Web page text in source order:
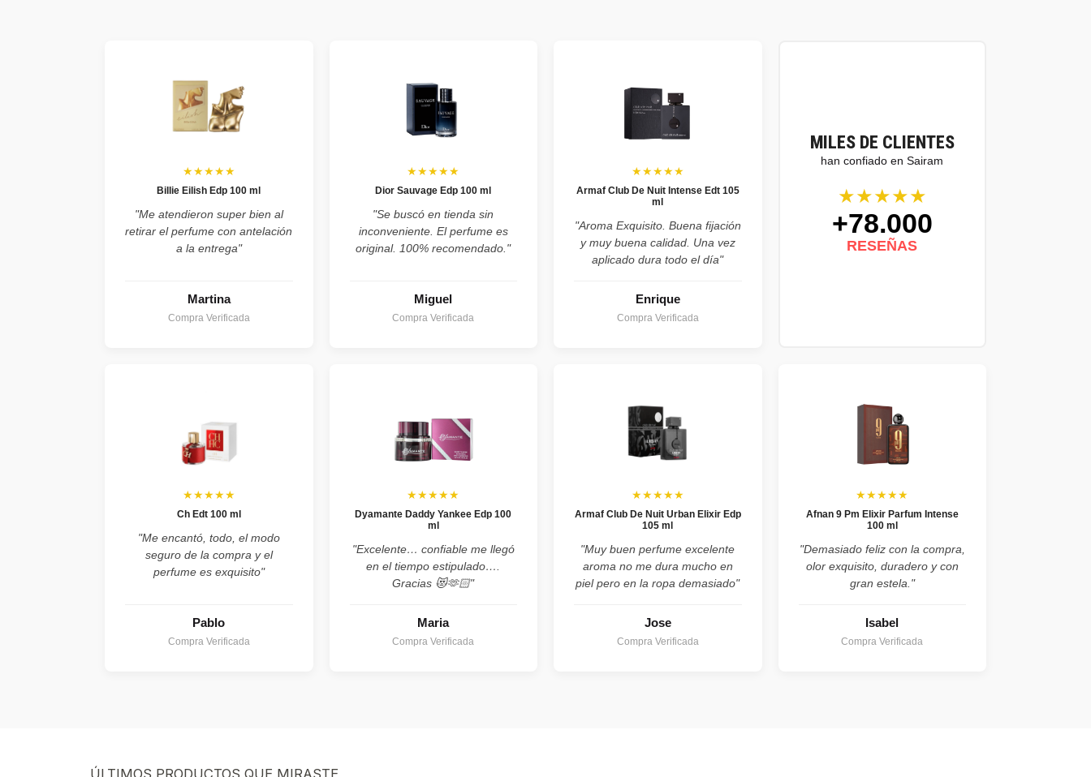
MILES DE CLIENTES
han confiado en Sairam
★★★★★
+78.000
RESEÑAS
★★★★★
Billie Eilish Edp 100 ml
"Me atendieron super bien al
retirar el perfume con antelación
a la entrega"
Martina
Compra Verificada
★★★★★
Dior Sauvage Edp 100 ml
"Se buscó en tienda sin
inconveniente. El perfume es
original. 100% recomendado."
Miguel
Compra Verificada
★★★★★
Armaf Club De Nuit Intense Edt 105
ml
"Aroma Exquisito. Buena fijación
y muy buena calidad. Una vez
aplicado dura todo el día"
Enrique
Compra Verificada
★★★★★
Ch Edt 100 ml
"Me encantó, todo, el modo
seguro de la compra y el
perfume es exquisito"
Pablo
Compra Verificada
★★★★★
Dyamante Daddy Yankee Edp 100
ml
"Excelente… confiable me llegó
en el tiempo estipulado….
Gracias 😻🫶🏻"
Maria
Compra Verificada
★★★★★
Armaf Club De Nuit Urban Elixir Edp
105 ml
"Muy buen perfume excelente
aroma no me dura mucho en
piel pero en la ropa demasiado"
Jose
Compra Verificada
★★★★★
Afnan 9 Pm Elixir Parfum Intense
100 ml
"Demasiado feliz con la compra,
olor exquisito, duradero y con
gran estela."
Isabel
Compra Verificada